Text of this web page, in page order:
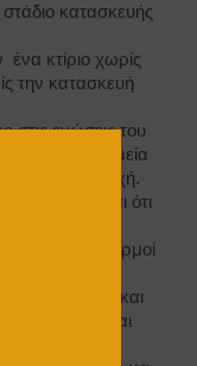
κατασκευής
κτίριο χωρίς
την κατασκευή
στις ενώσεις του
«άρρωστα» σημεία
πολύ προσοχή.
είναι ότι
και σαν αρμοί
. Αλλά είναι και
δεν είναι